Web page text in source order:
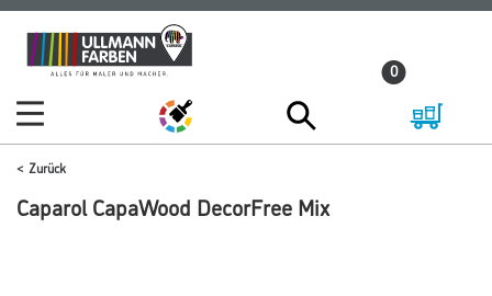
Zum
Inhalt
Zum
Navigationsmenü
0
Zurück
Caparol CapaWood DecorFree Mix